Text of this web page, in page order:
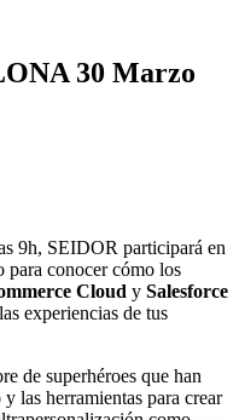
30 Marzo
9h, SEIDOR participará en
para conocer cómo los
Cloud y Salesforce
experiencias de tus
de superhéroes que han
las herramientas para crear